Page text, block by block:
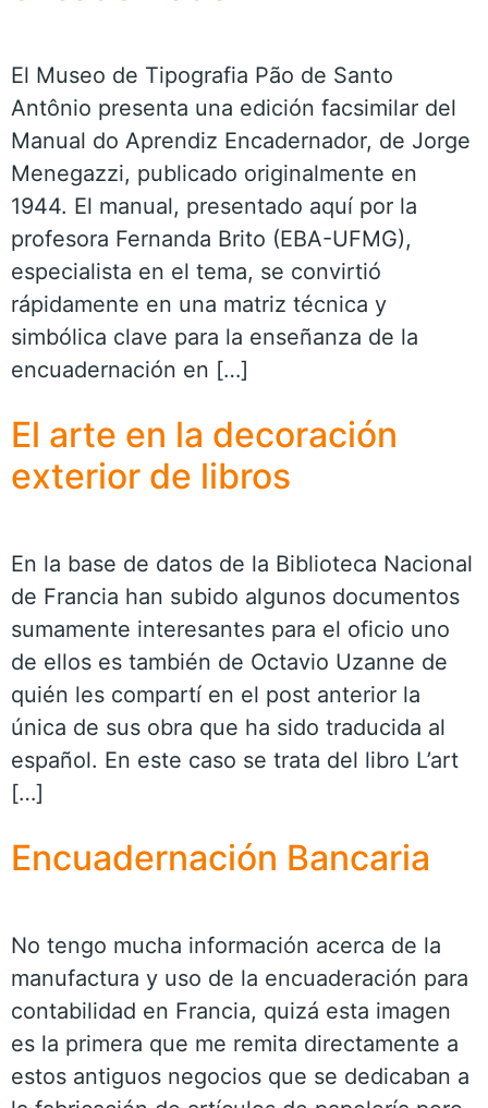
El Museo de Tipografia Pão de Santo
Antônio presenta una edición facsimilar del
Manual do Aprendiz Encadernador, de Jorge
Menegazzi, publicado originalmente en
1944. El manual, presentado aquí por la
profesora Fernanda Brito (EBA-UFMG),
especialista en el tema, se convirtió
rápidamente en una matriz técnica y
simbólica clave para la enseñanza de la
encuadernación en […]
El arte en la decoración
exterior de libros
En la base de datos de la Biblioteca Nacional
de Francia han subido algunos documentos
sumamente interesantes para el oficio uno
de ellos es también de Octavio Uzanne de
quién les compartí en el post anterior la
única de sus obra que ha sido traducida al
español. En este caso se trata del libro L’art
[…]
Encuadernación Bancaria
No tengo mucha información acerca de la
manufactura y uso de la encuaderación para
contabilidad en Francia, quizá esta imagen
es la primera que me remita directamente a
estos antiguos negocios que se dedicaban a